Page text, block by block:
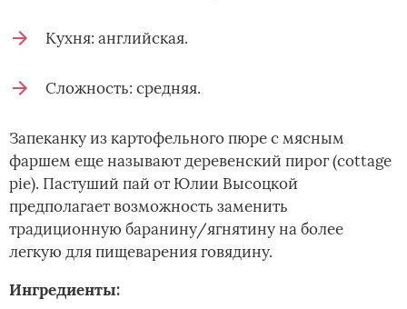
Кухня: английская.
Сложность: средняя.
Запеканку из картофельного пюре с мясным
фаршем еще называют деревенский пирог (cottage
pie). Пастуший пай от Юлии Высоцкой
предполагает возможность заменить
традиционную баранину/ягнятину на более
легкую для пищеварения говядину.­
Ингредиенты: